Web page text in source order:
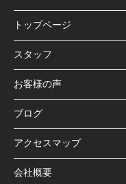
トップページ
スタッフ
お客様の声
ブログ
アクセスマップ
会社概要